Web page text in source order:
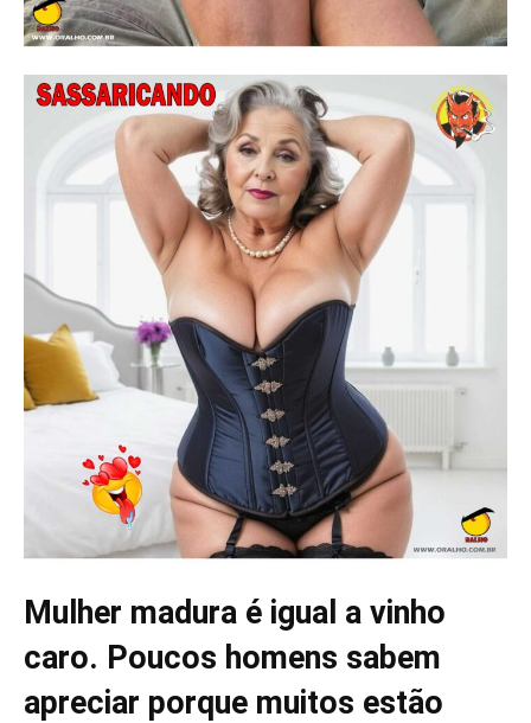
Mulher madura é igual a vinho
caro. Poucos homens sabem
apreciar porque muitos estão